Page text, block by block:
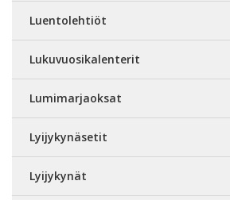
Luentolehtiöt
Lukuvuosikalenterit
Lumimarjaoksat
Lyijykynäsetit
Lyijykynät